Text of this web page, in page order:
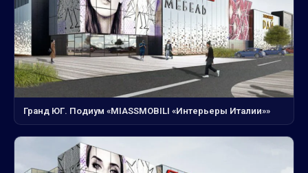
Гранд ЮГ. Подиум «MIASSMOBILI «Интерьеры Италии»»